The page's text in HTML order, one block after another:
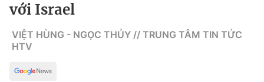
với Israel
VIỆT HÙNG - NGỌC THỦY // TRUNG TÂM TIN TỨC
HTV